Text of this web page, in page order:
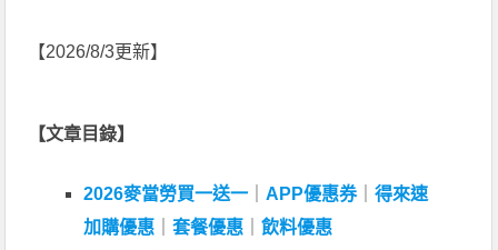
【2026/8/3更新】
【文章目錄】
2026麥當勞買一送一 ｜APP優惠券｜得來速
加購優惠 ｜套餐優惠 ｜飲料優惠